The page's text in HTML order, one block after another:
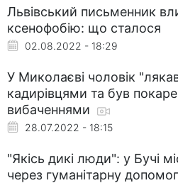
Львівський письменник
ксенофобію: що сталося
02.08.2022 - 18:29
У Миколаєві чоловік
кадирівцями та був
вибаченнями
28.07.2022 - 18:15
"Якісь дикі люди": у Бучі
через гуманітарну